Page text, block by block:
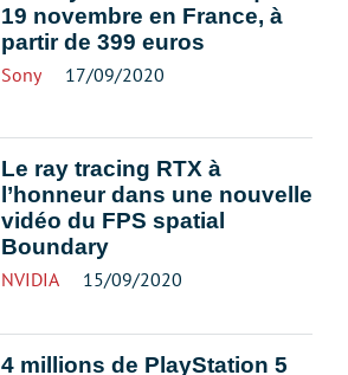
19 novembre en France, à
partir de 399 euros
Sony 17/09/2020
Le ray tracing RTX à
l’honneur dans une nouvelle
vidéo du FPS spatial
Boundary
NVIDIA 15/09/2020
4 millions de PlayStation 5